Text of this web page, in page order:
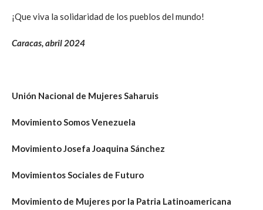
¡Que viva la solidaridad de los pueblos del mundo!
Caracas, abril 2024
Unión Nacional de Mujeres Saharuis
Movimiento Somos Venezuela
Movimiento Josefa Joaquina Sánchez
Movimientos Sociales de Futuro
Movimiento de Mujeres por la Patria Latinoamericana